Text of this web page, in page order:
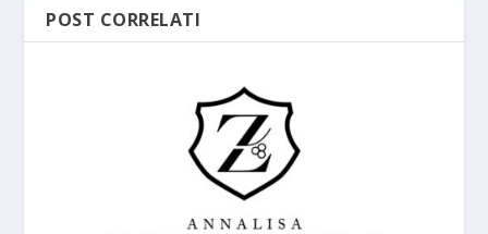
POST CORRELATI